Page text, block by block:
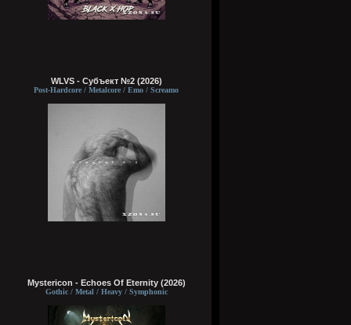
WLVS - Субъект №2 (2026)
Post-Hardcore / Metalcore / Emo / Screamo
Mystericon - Echoes Of Eternity (2026)
Gothic / Metal / Heavy / Symphonic